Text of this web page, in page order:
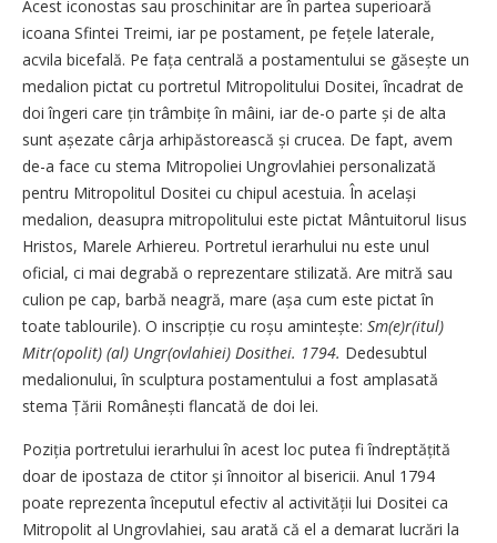
Acest iconostas sau proschinitar are în partea superioară
icoana Sfintei Treimi, iar pe postament, pe fețele laterale,
acvila bicefală. Pe fața centrală a postamentului se găsește un
medalion pictat cu portretul Mitropolitului Dositei, încadrat de
doi îngeri care țin trâmbițe în mâini, iar de-o parte și de alta
sunt așezate cârja arhipăstorească și crucea. De fapt, avem
de-a face cu stema Mitropoliei Ungrovlahiei personalizată
pentru Mitropolitul Dositei cu chipul acestuia. În același
medalion, deasupra mitropolitului este pictat Mântuitorul Iisus
Hristos, Marele Arhiereu. Portretul ierarhului nu este unul
oficial, ci mai degrabă o reprezentare stilizată. Are mitră sau
culion pe cap, barbă neagră, mare (așa cum este pictat în
toate tablourile). O inscripție cu roșu amintește: Sm(e)r(itul)
Mitr(opolit) (al) Ungr(ovlahiei) Dosithei. 1794. Dedesubtul
medalionului, în sculptura postamentului a fost amplasată
stema Țării Românești flancată de doi lei.
Poziția portretului ierarhului în acest loc putea fi îndreptățită
doar de ipostaza de ctitor și înnoitor al bisericii. Anul 1794
poate reprezenta începutul efectiv al activității lui Dositei ca
Mitropolit al Ungrovlahiei, sau arată că el a demarat lucrări la